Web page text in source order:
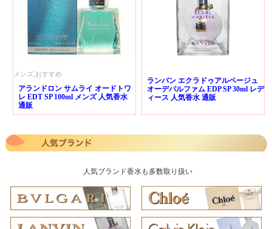
メンズ,おすすめ
アランドロン サムライ オードトワ
レ EDT SP 100ml メンズ 人気香水
通販
ランバン エクラドゥアルページュ
オーデパルファム EDP SP 30ml レデ
ィース 人気香水 通販
人気ブランド香水も多数取り扱い